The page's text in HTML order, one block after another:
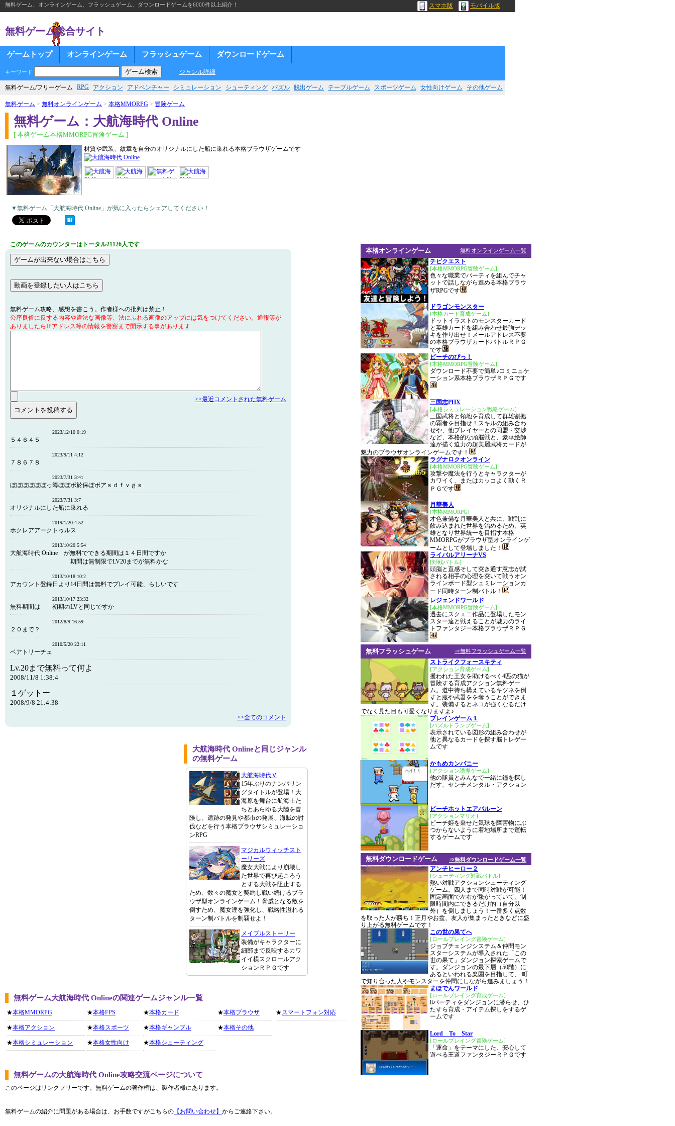
無料ゲーム、オンラインゲーム、フラッシュゲーム、ダウンロードゲームを6000件以上紹介！ スマホ版 モバイル版
無料ゲーム総合サイト
ゲームトップ オンラインゲーム フラッシュゲーム ダウンロードゲーム
キーワード ジャンル詳細
無料ゲーム/フリーゲーム RPG アクション アドベンチャー シミュレーション シューティング パズル 脱出ゲーム テーブルゲーム スポーツゲーム 女性向けゲーム その他ゲーム
無料ゲーム > 無料オンラインゲーム > 本格MMORPG > 冒険ゲーム
無料ゲーム：大航海時代 Online
[ 本格ゲーム本格MMORPG冒険ゲーム ]
材質や武装、紋章を自分のオリジナルにした船に乗れる本格ブラウザゲームです
▼無料ゲーム「大航海時代 Online」が気に入ったらシェアしてください！
このゲームのカウンターはトータル21126人です
無料ゲーム攻略、感想を書こう。作者様への批判は禁止！
公序良俗に反する内容や違法な画像等、法にふれる画像のアップには気をつけてください。通報等が
ありましたらIPアドレス等の情報を警察まで開示する事があります
>>最近コメントされた無料ゲーム
2023/12/10 0:19
５４６４５
2023/9/11 4:12
７８６７８
2023/7/31 3:41
ぼぼぼぼぼぼっ簿ぼぼボ於保ぼボアｓｄｆｖｇｓ
2023/7/31 3:7
オリジナルにした船に乗れる
2019/1/20 4:52
ホクレアアークトゥルス
2013/10/20 5:54
大航海時代 Online が無料でできる期間は１４日間ですか
期間は無制限でLV20までが無料かな
2013/10/18 10:2
アカウント登録日より14日間は無料でプレイ可能、らしいです
2013/10/17 23:32
無料期間は 初期のLVと同じですか
2012/8/9 16:59
２０まで？
2010/5/20 22:11
ベアトリーチェ
Lv.20まで無料って何よ
2008/11/8 1:38:4
１ゲットー
2008/9/8 21:4:38
>>全てのコメント
大航海時代 Onlineと同じジャンル
の無料ゲーム
大航海時代Ｖ
15年ぶりのナンバリン
グタイトルが登場！大
海原を舞台に航海士た
ちとあらゆる大陸を冒
険し、遺跡の発見や都市の発展、海賊の討
伐などを行う本格ブラウザシミュレーショ
ンRPG
マジカルウィッチスト
ーリーズ
魔女大戦により崩壊し
た世界で再び起ころう
とする大戦を阻止する
ため、数々の魔女と契約し戦い続けるブラ
ウザ型オンラインゲーム！脅威となる敵を
倒すため、魔女達を強化し、戦略性溢れる
ターン制バトルを制覇せよ！
メイプルストーリー
装備がキャラクターに
細部まで反映するカワ
イイ横スクロールアク
ションＲＰＧです
無料ゲーム大航海時代 Onlineの関連ゲームジャンル一覧
★本格MMORPG
★本格アクション
★本格シミュレーション
★本格FPS
★本格スポーツ
★本格女性向け
★本格カード
★本格ギャンブル
★本格シューティング
★本格ブラウザ
★本格その他
★スマートフォン対応
無料ゲームの大航海時代 Online攻略交流ページについて
このページはリンクフリーです。無料ゲームの著作権は、製作者様にあります。
無料ゲームの紹介に問題がある場合は、お手数ですがこちらの 【お問い合わせ】 からご連絡下さい。
無料オンラインゲーム一覧
本格オンラインゲーム
チビクエスト
[本格MMORPG冒険ゲーム]
色々な職業でパーティを組んでチャ
ットで話しながら進める本格ブラウ
ザRPGです
ドラゴンモンスター
[本格カード育成ゲーム]
ドットイラストのモンスターカード
と英雄カードを組み合わせ最強デッ
キを作り出せ！メールアドレス不要
の本格ブラウザカードバトルＲＰＧ
です
ピーチのぴっ！
[本格MMORPG冒険ゲーム]
ダウンロード不要で簡単♪コミニュケ
ーション系本格ブラウザＲＰＧです
三国志PHX
[本格シミュレーション戦略ゲーム]
三国武将と領地を育成して群雄割拠
の覇者を目指せ！スキルの組み合わ
せや、他プレイヤーとの同盟・交渉
など、本格的な頭脳戦と、豪華絵師
達が描く迫力の超美麗武将カードが
魅力のブラウザオンラインゲームです！
ラグナロクオンライン
[本格MMORPG冒険ゲーム]
攻撃や魔法を行うとキャラクターが
カワイく、またはカッコよく動くＲ
ＰＧです
月華美人
[本格MMORPG]
才色兼備な月華美人と共に、戦乱に
飲み込まれた世界を治めるため、英
雄となり世界統一を目指す本格
MMORPGがブラウザ型オンラインゲ
ームとして登場しました！
ライバルアリーナVS
[対戦バトル]
頭脳と直感そして突き通す意志が試
される相手の心理を突いて戦うオン
ラインボード型シュミレーションカ
ード同時ターン制バトル！
レジェンドワールド
[本格MMORPG冒険ゲーム]
過去にスクエニ作品に登場したモン
スター達と戦えることが魅力のライ
トファンタジー本格ブラウザＲＰＧ
⇒無料フラッシュゲーム一覧
無料フラッシュゲーム
ストライクフォースキティ
[アクション育成ゲーム]
攫われた王女を助けるべく4匹の猫が
冒険する育成アクション無料ゲー
ム。道中待ち構えているキツネを倒
すと服や武器をを奪うことができま
す。装備するとネコが強くなるだけ
でなく見た目も可愛くなりますよ♪
ブレインゲーム１
[パズルトランプゲーム]
表示されている図形の組み合わせが
他と異なるカードを探す脳トレゲー
ムです
かもめカンパニー
[アクション誘導ゲーム]
他の隊員とみんなで一緒に鐘を探し
だす、センチメンタル・アクション
ピーチホットエアバルーン
[アクションマリオ]
ピーチ姫を乗せた気球を障害物にぶ
つからないように着地場所まで運転
するゲームです
⇒無料ダウンロードゲーム一覧
無料ダウンロードゲーム
アンチヒーロー２
[シューティング対戦バトル]
熱い対戦アクションシューティング
ゲーム。四人まで同時対戦が可能！
固定画面で左右が繋がっていて、制
限時間内にできるだけ的（自分以
外）を倒しましょう！一番多く点数
を取った人が勝ち！正月やお盆、友人が集まったときなどに盛
り上がる無料ゲームです！
この世の果てへ
[ロールプレイング冒険ゲーム]
ジョブチェンジシステム＆仲間モン
スターシステムが導入された「この
世の果て」ダンジョン探索ゲームで
す。ダンジョンの最下層（50階）に
あるといわれる楽園を目指して、 町
で知り合った人やモンスターを仲間にしながら進みましょう！
まほでんワールド
[ロールプレイング育成ゲーム]
8パーティをダンジョンに潜らせ、ひ
たすら育成・アイテム探しをするゲ
ームです
Lord To Star
[ロールプレイング冒険ゲーム]
「運命」をテーマにした、安心して
遊べる王道ファンタジーＲＰＧです